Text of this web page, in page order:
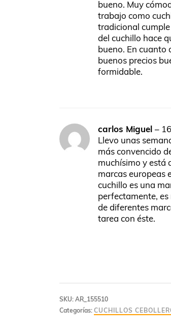
bueno. Muy
trabajo como
tradicional
del cuchillo hace
bueno. En cuanto
buenos precios
formidable.
carlos Miguel –
Llevo unas
más convencido
muchísimo y está
marcas europeas
cuchillo es una
perfectamente,
de diferentes
tarea con éste.
SKU: AR_155510
Categorías: CUCHILLOS